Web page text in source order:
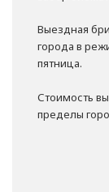
Выездная
города в
пятница.
Стоимость
пределы